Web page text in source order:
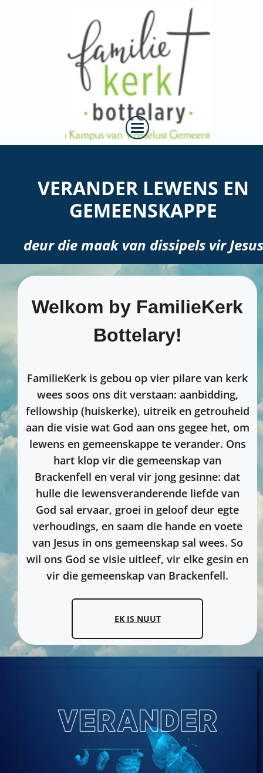
VERANDER LEWENS EN
GEMEENSKAPPE
deur die maak van dissipels vir Jesus
Welkom by FamilieKerk
Bottelary!
FamilieKerk is gebou op vier pilare van kerk
wees soos ons dit verstaan: aanbidding,
fellowship (huiskerke), uitreik en getrouheid
aan die visie wat God aan ons gegee het, om
lewens en gemeenskappe te verander. Ons
hart klop vir die gemeenskap van
Brackenfell en veral vir jong gesinne: dat
hulle die lewensveranderende liefde van
God sal ervaar, groei in geloof deur egte
verhoudings, en saam die hande en voete
van Jesus in ons gemeenskap sal wees. So
wil ons God se visie uitleef, vir elke gesin en
vir die gemeenskap van Brackenfell.
EK IS NUUT